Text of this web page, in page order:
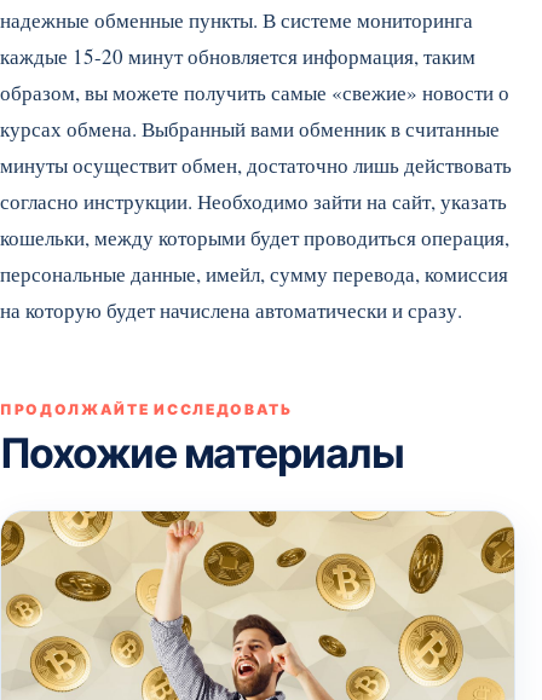
надежные обменные пункты. В системе мониторинга
каждые 15-20 минут обновляется информация, таким
образом, вы можете получить самые «свежие» новости о
курсах обмена. Выбранный вами обменник в считанные
минуты осуществит обмен, достаточно лишь действовать
согласно инструкции. Необходимо зайти на сайт, указать
кошельки, между которыми будет проводиться операция,
персональные данные, имейл, сумму перевода, комиссия
на которую будет начислена автоматически и сразу.
ПРОДОЛЖАЙТЕ ИССЛЕДОВАТЬ
Похожие материалы